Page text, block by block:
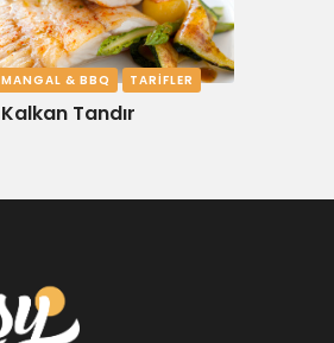
MANGAL & BBQ TARIFLER
Kalkan Tandır